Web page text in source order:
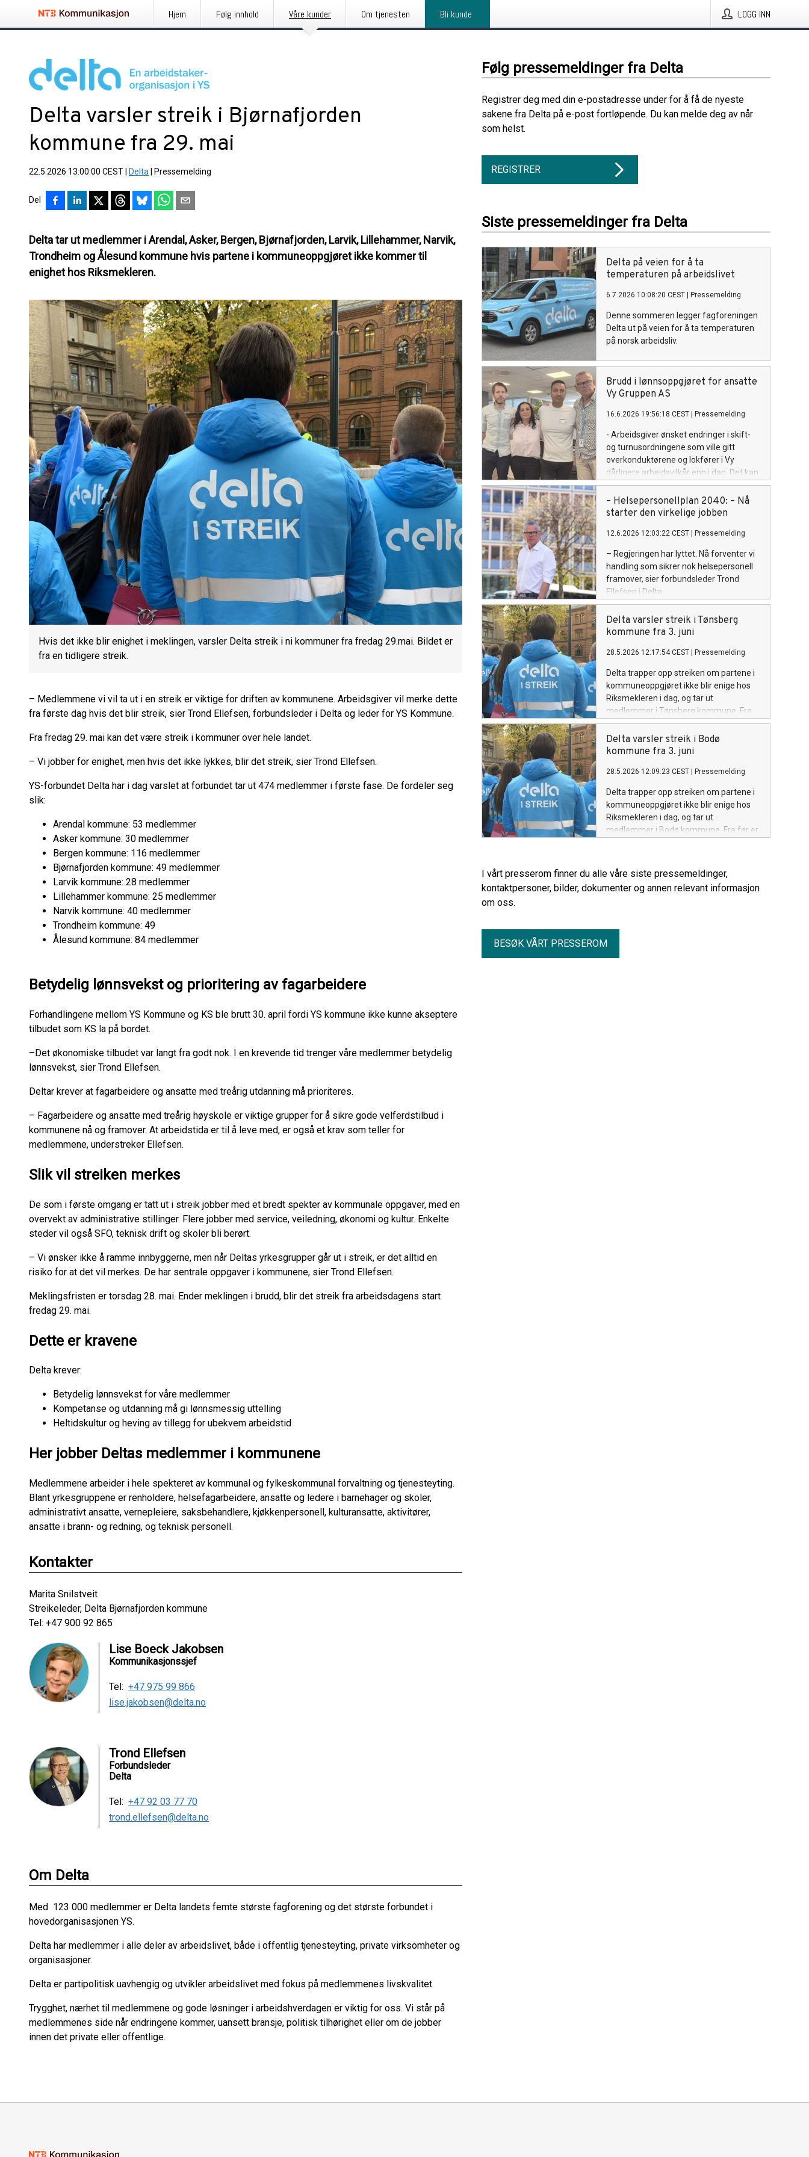
Hjem Følg innhold Våre kunder Om tjenesten Bli kunde LOGG INN
Delta varsler streik i Bjørnafjorden
kommune fra 29. mai
22.5.2026 13:00:00 CEST Delta Pressemelding
Del
Delta tar ut medlemmer i Arendal, Asker, Bergen, Bjørnafjorden, Larvik, Lillehammer, Narvik,
Trondheim og Ålesund kommune hvis partene i kommuneoppgjøret ikke kommer til
enighet hos Riksmekleren.
Hvis det ikke blir enighet i meklingen, varsler Delta streik i ni kommuner fra fredag 29.mai. Bildet er
fra en tidligere streik.
– Medlemmene vi vil ta ut i en streik er viktige for driften av kommunene. Arbeidsgiver vil merke dette
fra første dag hvis det blir streik, sier Trond Ellefsen, forbundsleder i Delta og leder for YS Kommune.
Fra fredag 29. mai kan det være streik i kommuner over hele landet.
– Vi jobber for enighet, men hvis det ikke lykkes, blir det streik, sier Trond Ellefsen.
YS-forbundet Delta har i dag varslet at forbundet tar ut 474 medlemmer i første fase. De fordeler seg
slik:
Arendal kommune: 53 medlemmer
Asker kommune: 30 medlemmer
Bergen kommune: 116 medlemmer
Bjørnafjorden kommune: 49 medlemmer
Larvik kommune: 28 medlemmer
Lillehammer kommune: 25 medlemmer
Narvik kommune: 40 medlemmer
Trondheim kommune: 49
Ålesund kommune: 84 medlemmer
Betydelig lønnsvekst og prioritering av fagarbeidere
Forhandlingene mellom YS Kommune og KS ble brutt 30. april fordi YS kommune ikke kunne akseptere
tilbudet som KS la på bordet.
–Det økonomiske tilbudet var langt fra godt nok. I en krevende tid trenger våre medlemmer betydelig
lønnsvekst, sier Trond Ellefsen.
Deltar krever at fagarbeidere og ansatte med treårig utdanning må prioriteres.
– Fagarbeidere og ansatte med treårig høyskole er viktige grupper for å sikre gode velferdstilbud i
kommunene nå og framover. At arbeidstida er til å leve med, er også et krav som teller for
medlemmene, understreker Ellefsen.
Slik vil streiken merkes
De som i første omgang er tatt ut i streik jobber med et bredt spekter av kommunale oppgaver, med en
overvekt av administrative stillinger. Flere jobber med service, veiledning, økonomi og kultur. Enkelte
steder vil også SFO, teknisk drift og skoler bli berørt.
– Vi ønsker ikke å ramme innbyggerne, men når Deltas yrkesgrupper går ut i streik, er det alltid en
risiko for at det vil merkes. De har sentrale oppgaver i kommunene, sier Trond Ellefsen.
Meklingsfristen er torsdag 28. mai. Ender meklingen i brudd, blir det streik fra arbeidsdagens start
fredag 29. mai.
Dette er kravene
Delta krever:
Betydelig lønnsvekst for våre medlemmer
Kompetanse og utdanning må gi lønnsmessig uttelling
Heltidskultur og heving av tillegg for ubekvem arbeidstid
Her jobber Deltas medlemmer i kommunene
Medlemmene arbeider i hele spekteret av kommunal og fylkeskommunal forvaltning og tjenesteyting.
Blant yrkesgruppene er renholdere, helsefagarbeidere, ansatte og ledere i barnehager og skoler,
administrativt ansatte, vernepleiere, saksbehandlere, kjøkkenpersonell, kulturansatte, aktivitører,
ansatte i brann- og redning, og teknisk personell.
Kontakter
Marita Snilstveit
Streikeleder, Delta Bjørnafjorden kommune
Tel: +47 900 92 865
Lise Boeck Jakobsen
Kommunikasjonssjef
Tel: +47 975 99 866
lise.jakobsen@delta.no
Trond Ellefsen
Forbundsleder
Delta
Tel: +47 92 03 77 70
trond.ellefsen@delta.no
Om Delta
Med 123 000 medlemmer er Delta landets femte største fagforening og det største forbundet i
hovedorganisasjonen YS.
Delta har medlemmer i alle deler av arbeidslivet, både i offentlig tjenesteyting, private virksomheter og
organisasjoner.
Delta er partipolitisk uavhengig og utvikler arbeidslivet med fokus på medlemmenes livskvalitet.
Trygghet, nærhet til medlemmene og gode løsninger i arbeidshverdagen er viktig for oss. Vi står på
medlemmenes side når endringene kommer, uansett bransje, politisk tilhørighet eller om de jobber
innen det private eller offentlige.
Følg pressemeldinger fra Delta
Registrer deg med din e-postadresse under for å få de nyeste
sakene fra Delta på e-post fortløpende. Du kan melde deg av når
som helst.
REGISTRER
Siste pressemeldinger fra Delta
Delta på veien for å ta
temperaturen på arbeidslivet
6.7.2026 10:08:20 CEST Pressemelding
Denne sommeren legger fagforeningen
Delta ut på veien for å ta temperaturen
på norsk arbeidsliv.
Brudd i lønnsoppgjøret for ansatte
Vy Gruppen AS
16.6.2026 19:56:18 CEST Pressemelding
- Arbeidsgiver ønsket endringer i skift-
og turnusordningene som ville gitt
overkonduktørene og lokfører i Vy
dårligere arbeidsvilkår enn i dag. Det kan
vi ikke akseptere, og derfor ble det
brudd, sier Trond Ellefsen, leder i Delta
og YS Spekter.
– Helsepersonellplan 2040: – Nå
starter den virkelige jobben
12.6.2026 12:03:22 CEST Pressemelding
– Regjeringen har lyttet. Nå forventer vi
handling som sikrer nok helsepersonell
framover, sier forbundsleder Trond
Ellefsen i Delta.
Delta varsler streik i Tønsberg
kommune fra 3. juni
28.5.2026 12:17:54 CEST Pressemelding
Delta trapper opp streiken om partene i
kommuneoppgjøret ikke blir enige hos
Riksmekleren i dag, og tar ut
medlemmer i Tønsberg kommune. Fra
før er medlemmer i ni andre kommuner
tatt ut i streik.
Delta varsler streik i Bodø
kommune fra 3. juni
28.5.2026 12:09:23 CEST Pressemelding
Delta trapper opp streiken om partene i
kommuneoppgjøret ikke blir enige hos
Riksmekleren i dag, og tar ut
medlemmer i Bodø kommune. Fra før er
I vårt presserom finner du alle våre siste pressemeldinger,
kontaktpersoner, bilder, dokumenter og annen relevant informasjon
om oss.
BESØK VÅRT PRESSEROM